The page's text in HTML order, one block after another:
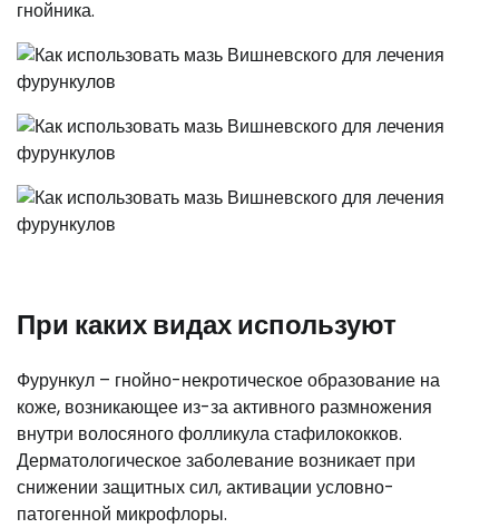
гнойника.
При каких видах используют
Фурункул – гнойно-некротическое образование на
коже, возникающее из-за активного размножения
внутри волосяного фолликула стафилококков.
Дерматологическое заболевание возникает при
снижении защитных сил, активации условно-
патогенной микрофлоры.